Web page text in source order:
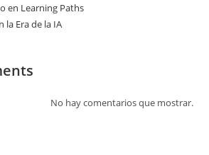
en Learning Paths
la Era de la IA
No hay comentarios que mostrar.